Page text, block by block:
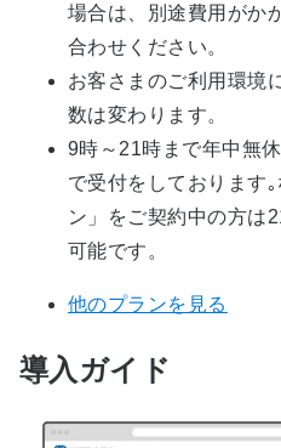
場合は、別途費用がか
合わせください。
お客さまのご利用環境
数は変わります。
9時～21時まで年中無
で受付をしております
ン」をご契約中の方は
可能です。
他のプランを見る
導入ガイド